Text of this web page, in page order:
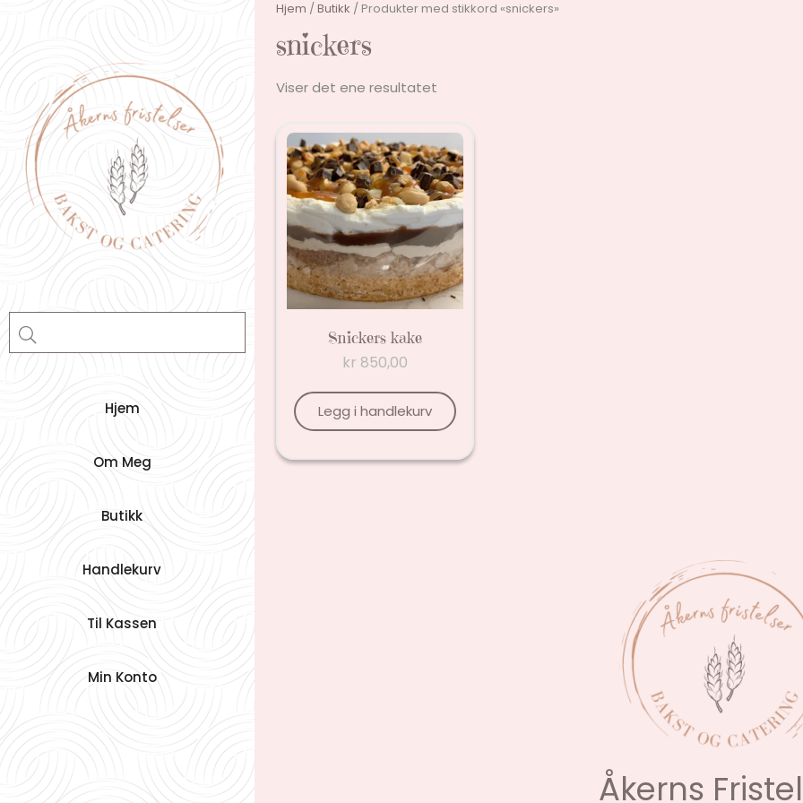
Hjem
Om Meg
Butikk
Handlekurv
Til Kassen
Min Konto
Hjem /Butikk / Produkter med stikkord «snickers»
snickers
Viser det ene resultatet
Snickers kake
kr 850,00
Legg i handlekurv
Åkerns